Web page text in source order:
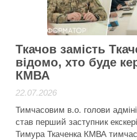
Читати далі
Активісти району
Ткачов замість
відомо, хто буде
КМВА
22.07.2026
Тимчасовим в.о. голови
став перший заступник
Тимура Ткаченка КМВА